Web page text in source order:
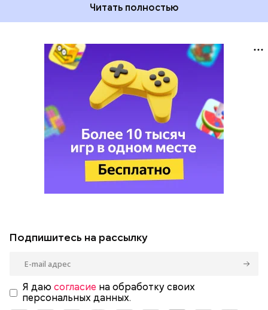
Читать полностью
Подпишитесь на рассылку
Я даю согласие на обработку своих
персональных данных.